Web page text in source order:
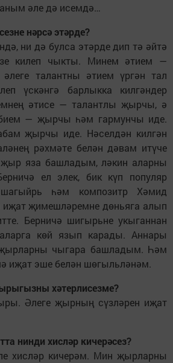
әле дә исемдә…
нәрсә этәрде?
ни дә булса этәрде дип тә әйтә
килеп чыкты. Минем әтием —
әлеге талантны әтием үргән тал
үскәнгә барлыкка килгәндер
әтисе — талантлы җырчы, ә
— җырчы һәм гармунчы иде.
җырчы иде. Нәселдән килгән
рәхмәте белән дәвам итүче
яза башладым, ләкин аларны
ел элек, бик күп популяр
һәм композитр Хәмид
җимешләремне дөньяга алып
Берничә шигырьне укыганнан
көй язып карады. Аннары
җырларны чыгара башладым. Һәм
иҗат эше белән шөгыльләнәм.
хәтерлисезме?
Әлеге җырның сүзләрен иҗат
нинди хисләр кичерәсез?
хисләр кичерәм. Мин җырларны